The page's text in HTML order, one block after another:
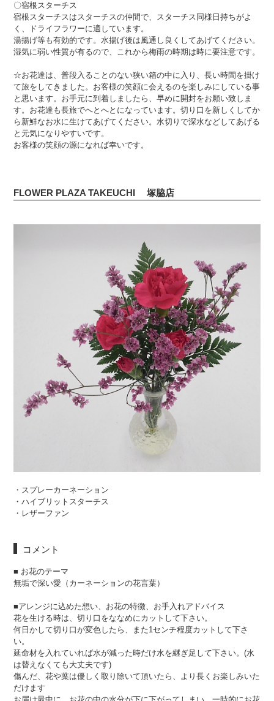
〇宿根スターチス
宿根スターチスはスターチスの仲間で、スターチス同様日持ちがよ
く、ドライフラワーに適しています。
湯揚げ等も有効的です。水揚げ後は風通し良くしてあげてください。
湿気に弱い性質が有るので、これから梅雨の時期は時に要注意です。
☆お花達は、普段入ることのない狭い箱の中に入り、長い時間を掛け
て旅をしてきました。お客様の笑顔に会えるのを楽しみにしている事
と思います。お手元に到着しましたら、早めに開封をお願い致しま
す。お花達も長旅でへとへとになっています。切り口を新しくしてか
ら新鮮なお水に生けてあげてください。水切りで深水などしてあげる
と元気になりやすいです。
お客様の笑顔の源になれば幸いです。
FLOWER PLAZA TAKEUCHI 塚脇店
・スプレーカーネーション
・ハイブリットスターチス
・レザーファン
コメント
■ お花のテーマ
無垢で深い愛（カーネーションの花言葉）
■アレンジに込めた想い、お花の特徴、お手入れアドバイス
花を生ける時は、切り口をななめにカットして下さい。
何日かして切り口が変色したら、また1センチ程度カットして下さ
い。
延命材を入れていれば水が減った時だけ水を継ぎ足して下さい。(水
は替えなくても大丈夫です)
傷んだ、花や葉は優しく取り除いて頂いたら、より長くお楽しみいた
だけます